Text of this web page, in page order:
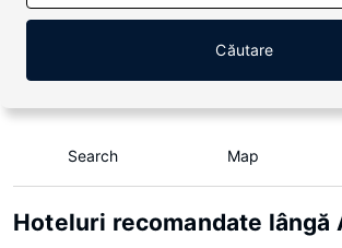
Căutare
Search Map
Hoteluri recomandate lângă